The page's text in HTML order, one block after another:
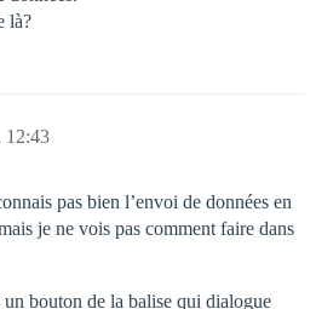
là?
12:43
pas bien l’envoi de données en
je ne vois pas comment faire dans
bouton de la balise qui dialogue